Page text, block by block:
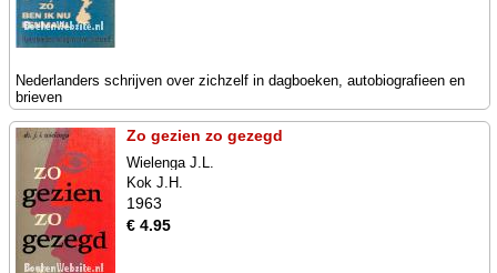
Nederlanders schrijven over zichzelf in dagboeken, autobiografieen en
brieven
Zo gezien zo gezegd
Wielenga J.L.
Kok J.H.
1963
€ 4.95